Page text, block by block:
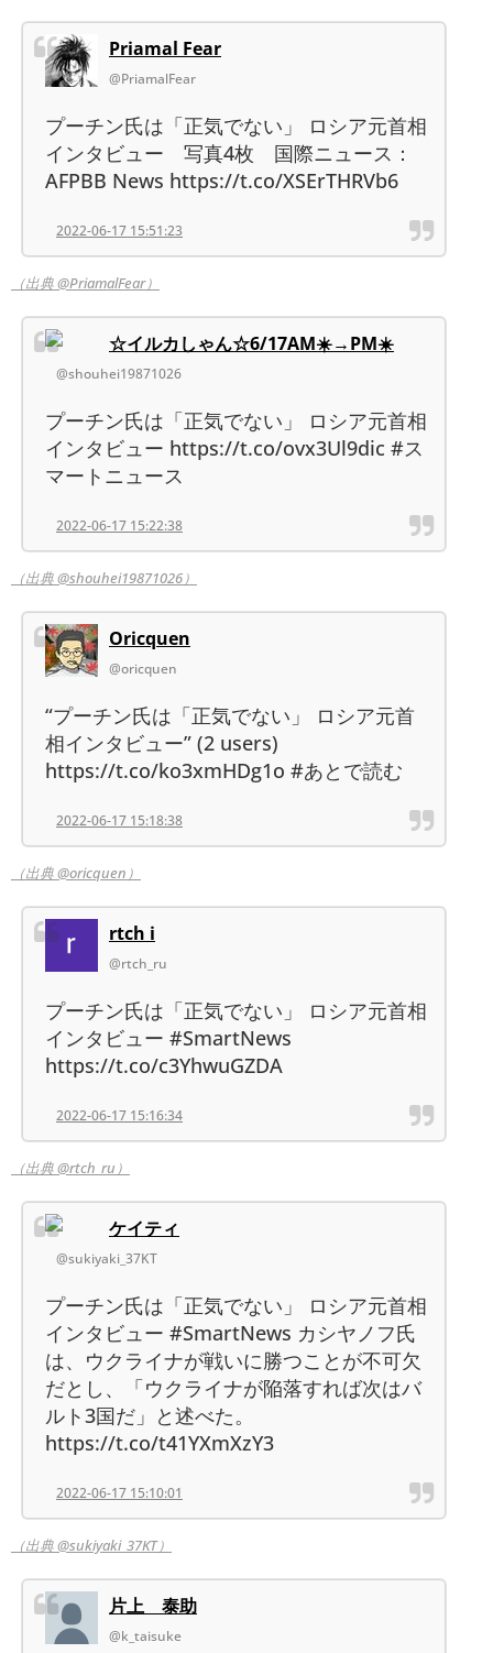
Priamal Fear
@PriamalFear
プーチン氏は「正気でない」 ロシア元首相
インタビュー 写真4枚 国際ニュース：
AFPBB News https://t.co/XSErTHRVb6
2022-06-17 15:51:23
（出典 @PriamalFear）
☆イルカしゃん☆6/17AM☀️→PM☀️
@shouhei19871026
プーチン氏は「正気でない」 ロシア元首相
インタビュー https://t.co/ovx3Ul9dic #ス
マートニュース
2022-06-17 15:22:38
（出典 @shouhei19871026）
Oricquen
@oricquen
“プーチン氏は「正気でない」 ロシア元首
相インタビュー” (2 users)
https://t.co/ko3xmHDg1o #あとで読む
2022-06-17 15:18:38
（出典 @oricquen）
rtch i
@rtch_ru
プーチン氏は「正気でない」 ロシア元首相
インタビュー #SmartNews
https://t.co/c3YhwuGZDA
2022-06-17 15:16:34
（出典 @rtch_ru）
ケイティ
@sukiyaki_37KT
プーチン氏は「正気でない」 ロシア元首相
インタビュー #SmartNews カシヤノフ氏
は、ウクライナが戦いに勝つことが不可欠
だとし、「ウクライナが陥落すれば次はバ
ルト3国だ」と述べた。
https://t.co/t41YXmXzY3
2022-06-17 15:10:01
（出典 @sukiyaki_37KT）
片上 泰助
@k_taisuke